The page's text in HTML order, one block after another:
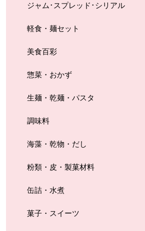
ジャム･スプレッド･シリアル
軽食・麺セット
美食百彩
惣菜・おかず
生麺・乾麺・パスタ
調味料
海藻・乾物・だし
粉類・皮・製菓材料
缶詰・水煮
菓子・スイーツ